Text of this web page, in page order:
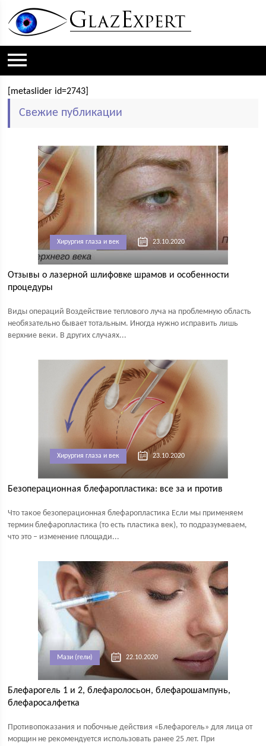
[metaslider id=2743]
Свежие публикации
Хирургия глаза и век 23.10.2020
Отзывы о лазерной шлифовке шрамов и особенности
процедуры
Виды операций Воздействие теплового луча на проблемную область
необязательно бывает тотальным. Иногда нужно исправить лишь
верхние веки. В других случаях...
Хирургия глаза и век 23.10.2020
Безоперационная блефаропластика: все за и против
Что такое безоперационная блефаропластика Если мы применяем
термин блефаропластика (то есть пластика век), то подразумеваем,
что это – изменение площади...
Мази (гели) 22.10.2020
Блефарогель 1 и 2, блефаролосьон, блефарошампунь,
блефаросалфетка
Противопоказания и побочные действия «Блефарогель» для лица от
морщин не рекомендуется использовать ранее 25 лет. При